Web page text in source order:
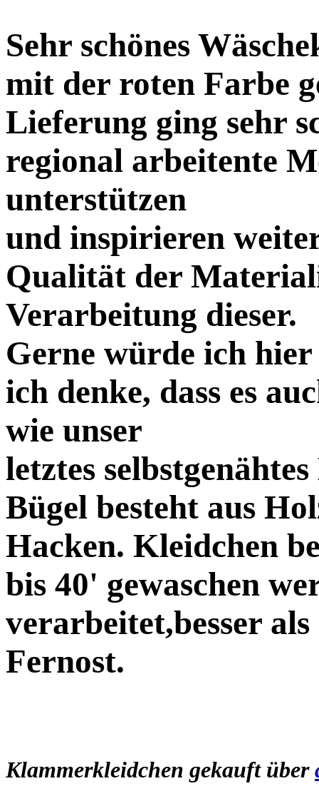
Sehr schönes
mit der roten Farbe
Lieferung ging sehr
regional arbeitente
unterstützen
und inspirieren
Qualität der
Verarbeitung dieser.
Gerne würde ich
ich denke, dass es
wie unser
letztes
Bügel besteht aus
Hacken. Kleidchen
bis 40' gewaschen
verarbeitet,besser
Fernost.
Klammerkleidchen gekauft über